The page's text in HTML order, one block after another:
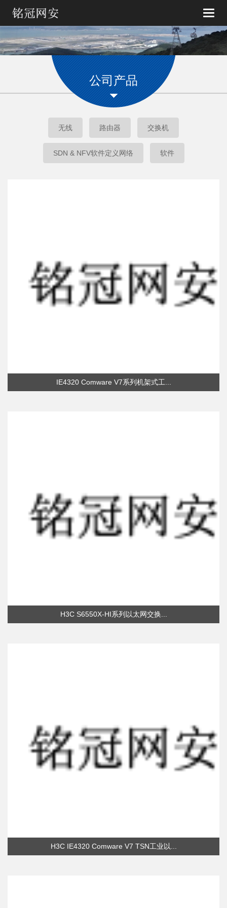
Toggle
公司产品
无线 路由器 交换机
SDN & NFV软件定义网络 软件
IE4320 Comware V7系列机架式工...
H3C S6550X-HI系列以太网交换...
H3C IE4320 Comware V7 TSN工业以...